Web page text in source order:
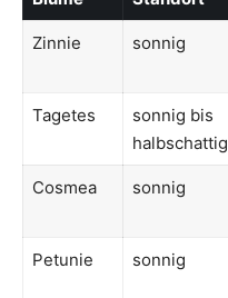
Zinnie sonnig
Tagetes
sonnig bis
halbschattig
Cosmea sonnig
Petunie sonnig